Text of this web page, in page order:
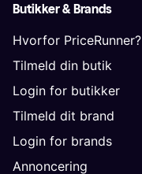
Butikker & Brands
Hvorfor PriceRunner?
Tilmeld din butik
Login for butikker
Tilmeld dit brand
Login for brands
Annoncering